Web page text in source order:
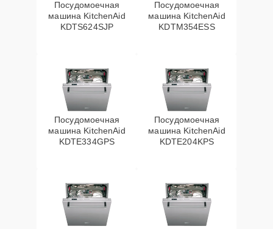
Посудомоечная
машина KitchenAid
KDTS624SJP
Посудомоечная
машина KitchenAid
KDTM354ESS
Посудомоечная
машина KitchenAid
KDTE334GPS
Посудомоечная
машина KitchenAid
KDTE204KPS